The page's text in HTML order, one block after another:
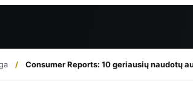
Consumer Reports: 10 geriausių naudotų